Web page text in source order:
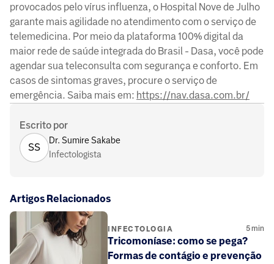
provocados pelo vírus influenza, o Hospital Nove de Julho
garante mais agilidade no atendimento com o serviço de
telemedicina. Por meio da plataforma 100% digital da
maior rede de saúde integrada do Brasil - Dasa, você pode
agendar sua teleconsulta com segurança e conforto. Em
casos de sintomas graves, procure o serviço de
emergência. Saiba mais em: https://nav.dasa.com.br/
Escrito por
SS
Dr. Sumire Sakabe
Infectologista
Artigos Relacionados
INFECTOLOGIA 5min
Tricomoníase: como se pega?
Formas de contágio e prevenção